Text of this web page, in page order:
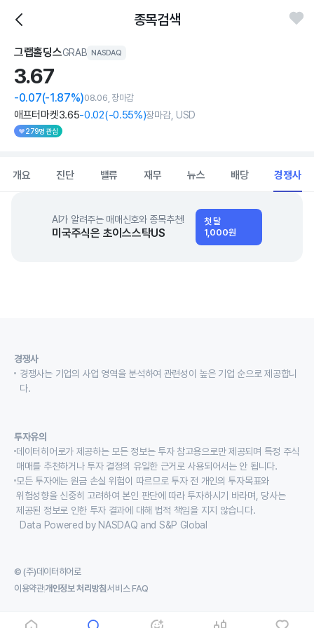
종목검색
그랩홀딩스GRAB NASDAQ
3.67
-0.07(-1.87%)08.06, 장마감
애프터마켓3.65-0.02(-0.55%)장마감, USD
279명 관심
개요 진단 밸류 재무 뉴스 배당 경쟁사
AI가 알려주는 매매신호와 종목추천!
미국주식은 초이스스탁US
첫 달
1,000원
경쟁사
경쟁사는 기업의 사업 영역을 분석하여 관련성이 높은 기업 순으로 제공합니
다.
투자유의
데이터히어로가 제공하는 모든 정보는 투자 참고용으로만 제공되며 특정 주식
매매를 추천하거나 투자 결정의 유일한 근거로 사용되어서는 안 됩니다.
모든 투자에는 원금 손실 위험이 따르므로 투자 전 개인의 투자목표와
위험성향을 신중히 고려하여 본인 판단에 따라 투자하시기 바라며, 당사는
제공된 정보로 인한 투자 결과에 대해 법적 책임을 지지 않습니다.
Data Powered by NASDAQ and S&P Global
© (주)데이터히어로
이용약관개인정보 처리방침서비스 FAQ